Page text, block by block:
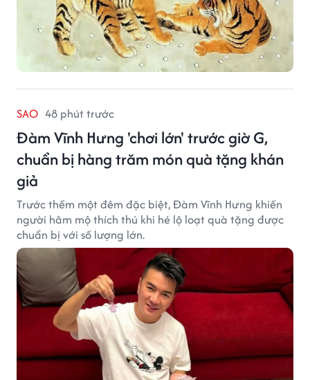
SAO 48 phút trước
Đàm Vĩnh Hưng 'chơi lớn' trước giờ G,
chuẩn bị hàng trăm món quà tặng khán
giả
Trước thềm một đêm đặc biệt, Đàm Vĩnh Hưng khiến
người hâm mộ thích thú khi hé lộ loạt quà tặng được
chuẩn bị với số lượng lớn.